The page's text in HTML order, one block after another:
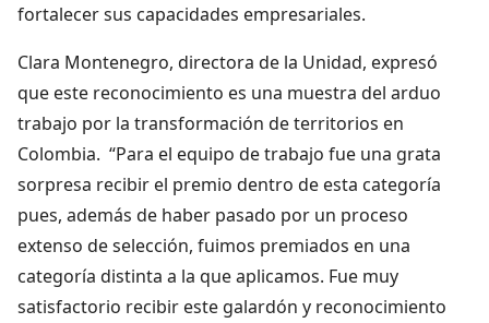
fortalecer sus capacidades empresariales.
Clara Montenegro, directora de la Unidad, expresó
que este reconocimiento es una muestra del arduo
trabajo por la transformación de territorios en
Colombia. “Para el equipo de trabajo fue una grata
sorpresa recibir el premio dentro de esta categoría
pues, además de haber pasado por un proceso
extenso de selección, fuimos premiados en una
categoría distinta a la que aplicamos. Fue muy
satisfactorio recibir este galardón y reconocimiento